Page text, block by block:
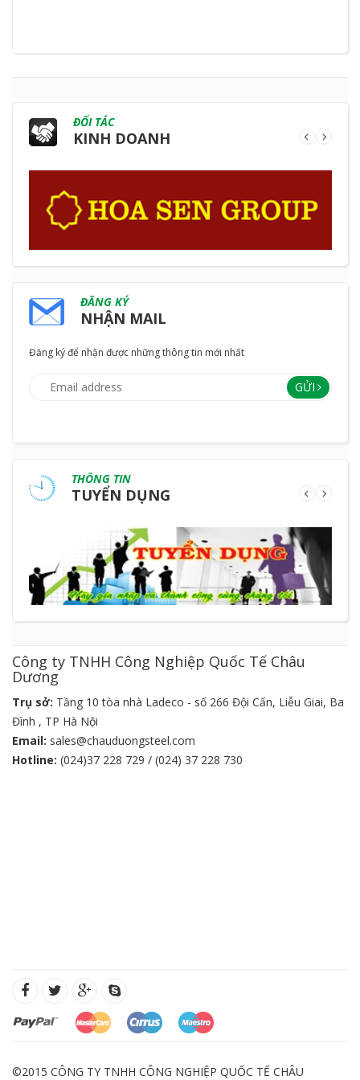
ĐỐI TÁC
KINH DOANH
ĐĂNG KÝ
NHẬN MAIL
Đăng ký để nhận được những thông tin mới nhất
GỬI
THÔNG TIN
TUYỂN DỤNG
Công ty TNHH Công Nghiệp Quốc Tế Châu
Dương
Trụ sở: Tầng 10 tòa nhà Ladeco - số 266 Đội Cấn, Liễu Giai, Ba
Đình , TP Hà Nội
Email: sales@chauduongsteel.com
Hotline: (024)37 228 729 / (024) 37 228 730
©2015 CÔNG TY TNHH CÔNG NGHIỆP QUỐC TẾ CHÂU